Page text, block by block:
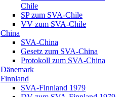
Chile
SP zum SVA-Chile
VV zum SVA-Chile
China
SVA-China
Gesetz zum SVA-China
Protokoll zum SVA-China
Dänemark
Finnland
SVA-Finnland 1979